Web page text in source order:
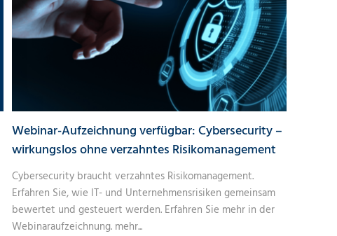
Webinar-Aufzeichnung verfügbar: Cybersecurity –
wirkungslos ohne verzahntes Risikomanagement
Cybersecurity braucht verzahntes Risikomanagement.
Erfahren Sie, wie IT- und Unternehmensrisiken gemeinsam
bewertet und gesteuert werden. Erfahren Sie mehr in der
Webinaraufzeichnung. mehr...